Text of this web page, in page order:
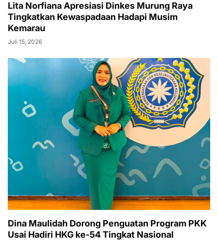
Lita Norfiana Apresiasi Dinkes Murung Raya
Tingkatkan Kewaspadaan Hadapi Musim
Kemarau
Juli 15, 2026
Dina Maulidah Dorong Penguatan Program PKK
Usai Hadiri HKG ke-54 Tingkat Nasional